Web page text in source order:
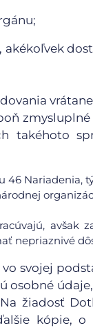
akékoľvek
takéhoto
Nariadenia,
avšak
nepriaznivé
vo svojej
osobné
žiadosť
kópie,